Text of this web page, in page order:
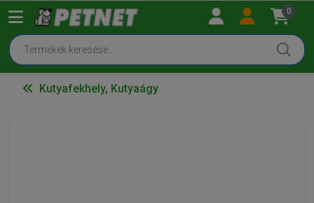
0
Kutyafekhely, Kutyaágy